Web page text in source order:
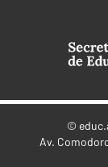
©
Av.